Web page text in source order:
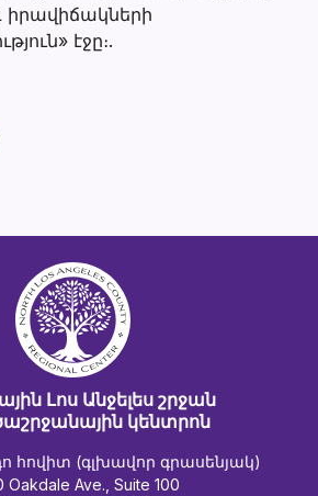
էջը։.
Լոս Անջելես շրջան
կենտրոն
հովիտ (գլխավոր գրասենյակ)
Oakdale Ave., Suite 100